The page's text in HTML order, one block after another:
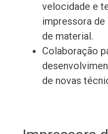
velocidade e
impressora
de material.
Colaboração
de novas